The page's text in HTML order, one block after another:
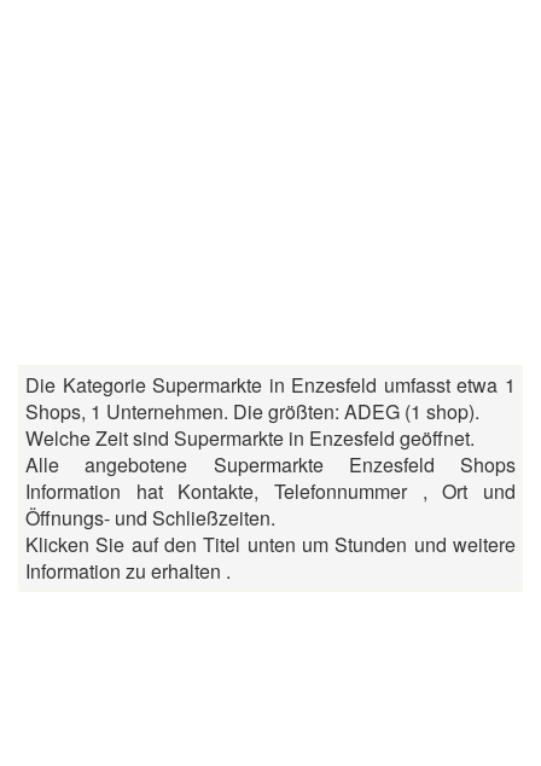
Die Kategorie Supermarkte in Enzesfeld umfasst etwa 1
Shops, 1 Unternehmen. Die größten: ADEG (1 shop).
Welche Zeit sind Supermarkte in Enzesfeld geöffnet.
Alle angebotene Supermarkte Enzesfeld Shops
Information hat Kontakte, Telefonnummer , Ort und
Öffnungs- und Schließzeiten.
Klicken Sie auf den Titel unten um Stunden und weitere
Information zu erhalten .